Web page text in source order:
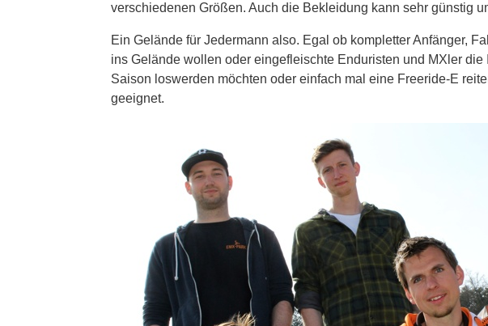
verschiedenen Größen. Auch die Bekleidung kann sehr günstig
Ein Gelände für Jedermann also. Egal ob kompletter Anfänger,
ins Gelände wollen oder eingefleischte Enduristen und MXler die
Saison loswerden möchten oder einfach mal eine Freeride-E
geeignet.